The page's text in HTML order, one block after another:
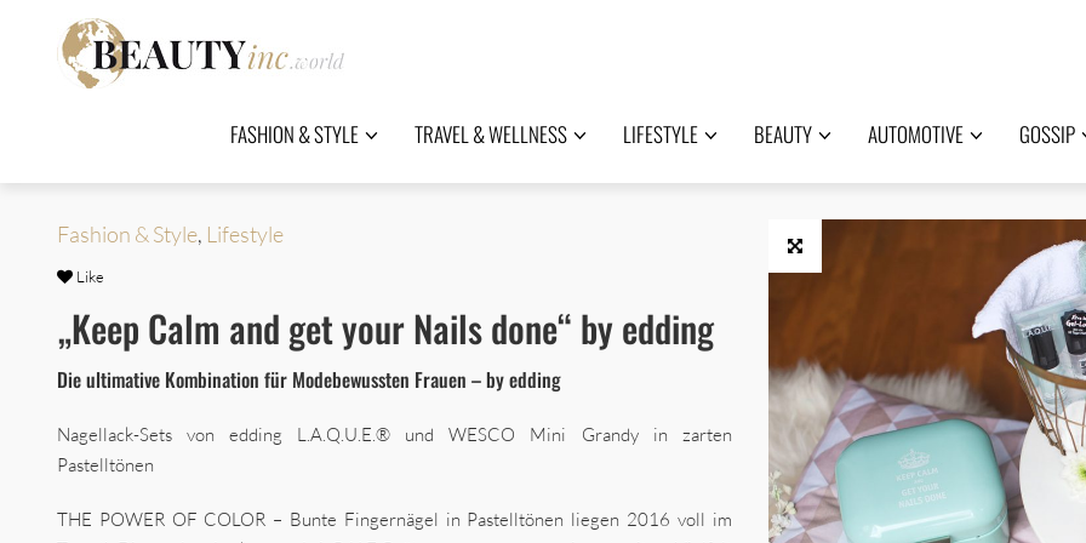
FASHION & STYLE TRAVEL & WELLNESS LIFESTYLE BEAUTY AUTOMOTIVE GOSSIP
Fashion & Style, Lifestyle
Like
„Keep Calm and get your Nails done“ by edding
Die ultimative Kombination für Modebewussten Frauen – by edding
Nagellack-Sets von edding L.A.Q.U.E.® und WESCO Mini Grandy in zarten
Pastelltönen
THE POWER OF COLOR – Bunte Fingernägel in Pastelltönen liegen 2016 voll im